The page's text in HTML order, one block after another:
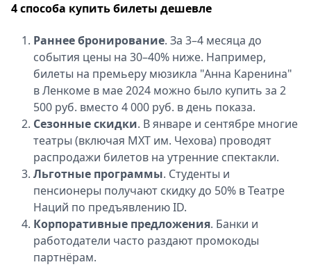
4 способа купить билеты дешевле
Раннее бронирование. За 3–4 месяца до
события цены на 30–40% ниже. Например,
билеты на премьеру мюзикла "Анна Каренина"
в Ленкоме в мае 2024 можно было купить за 2
500 руб. вместо 4 000 руб. в день показа.
Сезонные скидки. В январе и сентябре многие
театры (включая МХТ им. Чехова) проводят
распродажи билетов на утренние спектакли.
Льготные программы. Студенты и
пенсионеры получают скидку до 50% в Театре
Наций по предъявлению ID.
Корпоративные предложения. Банки и
работодатели часто раздают промокоды
партнёрам.